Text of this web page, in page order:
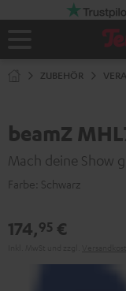
ZUBEHÖR
beamZ
Mach deine Show
Farbe: Schwarz
174,95 €